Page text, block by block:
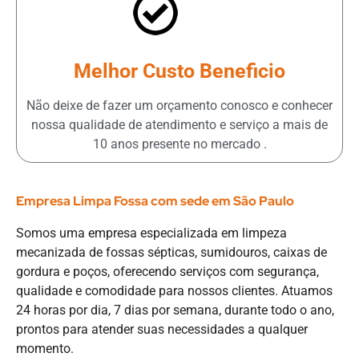
Melhor Custo Beneficio
Não deixe de fazer um orçamento conosco e conhecer
nossa qualidade de atendimento e serviço a mais de
10 anos presente no mercado .
Empresa Limpa Fossa com sede em São Paulo
Somos uma empresa especializada em limpeza
mecanizada de fossas sépticas, sumidouros, caixas de
gordura e poços, oferecendo serviços com segurança,
qualidade e comodidade para nossos clientes. Atuamos
24 horas por dia, 7 dias por semana, durante todo o ano,
prontos para atender suas necessidades a qualquer
momento.